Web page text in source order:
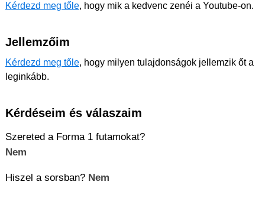
Kérdezd meg tőle, hogy mik a kedvenc zenéi a Youtube-on.
Jellemzőim
Kérdezd meg tőle, hogy milyen tulajdonságok jellemzik őt a
leginkább.
Kérdéseim és válaszaim
Szereted a Forma 1 futamokat?
Nem
Hiszel a sorsban? Nem